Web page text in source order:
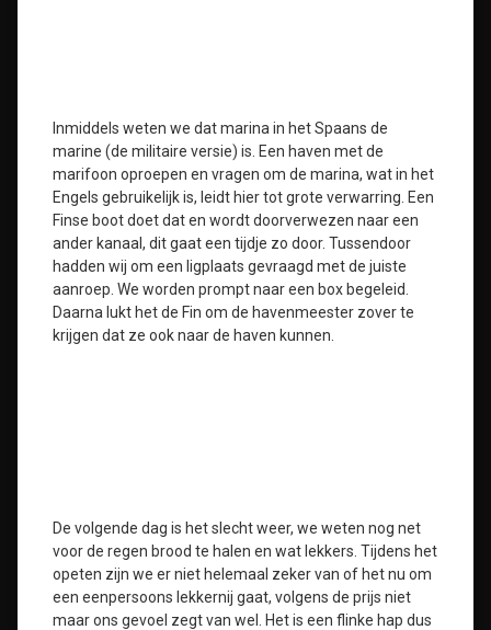
Inmiddels weten we dat marina in het Spaans de
marine (de militaire versie) is. Een haven met de
marifoon oproepen en vragen om de marina, wat in het
Engels gebruikelijk is, leidt hier tot grote verwarring. Een
Finse boot doet dat en wordt doorverwezen naar een
ander kanaal, dit gaat een tijdje zo door. Tussendoor
hadden wij om een ligplaats gevraagd met de juiste
aanroep. We worden prompt naar een box begeleid.
Daarna lukt het de Fin om de havenmeester zover te
krijgen dat ze ook naar de haven kunnen.
De volgende dag is het slecht weer, we weten nog net
voor de regen brood te halen en wat lekkers. Tijdens het
opeten zijn we er niet helemaal zeker van of het nu om
een eenpersoons lekkernij gaat, volgens de prijs niet
maar ons gevoel zegt van wel. Het is een flinke hap dus